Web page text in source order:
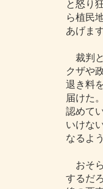
と怒り
ら植民
あげま
裁判と
クザや
退き料
届けた
認めて
いけな
なるよ
おそら
するだ